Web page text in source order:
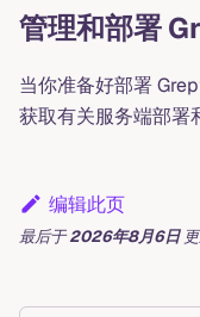
管理和部署
当你准备好部署
获取有关服务端部署
编辑此页
最后于2026年8月6日